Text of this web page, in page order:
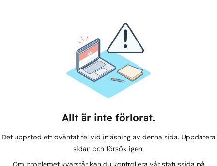
Allt är inte förlorat.
Det uppstod ett oväntat fel vid inläsning av denna sida. Uppdatera
sidan och försök igen.
Om problemet kvarstår kan du kontrollera vår statussida på